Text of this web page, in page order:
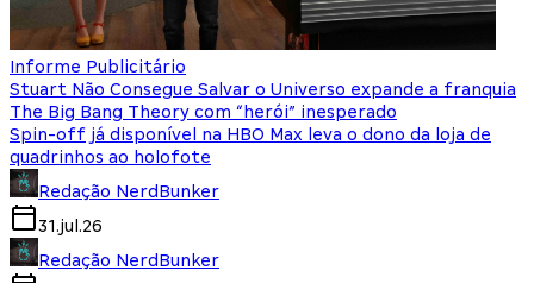
Informe Publicitário
Stuart Não Consegue Salvar o Universo expande a franquia
The Big Bang Theory com “herói” inesperado
Spin-off já disponível na HBO Max leva o dono da loja de
quadrinhos ao holofote
Redação NerdBunker
31.jul.26
Redação NerdBunker